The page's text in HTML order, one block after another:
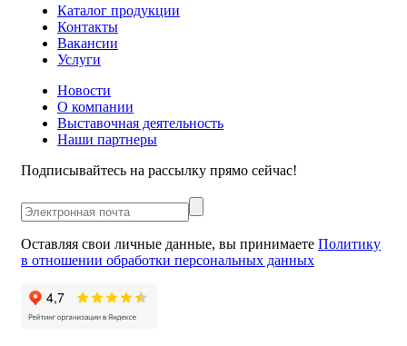
Каталог продукции
Контакты
Вакансии
Услуги
Новости
О компании
Выставочная деятельность
Наши партнеры
Подписывайтесь на рассылку прямо сейчас!
Оставляя свои личные данные, вы принимаете Политику
в отношении обработки персональных данных